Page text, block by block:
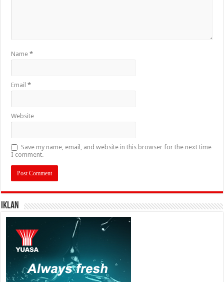
Name*
Email*
Website
Save my name, email, and website in this browser for the next time
I comment.
IKLAN